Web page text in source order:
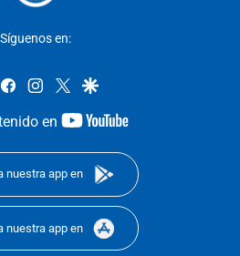
Síguenos en:
facebookinstagram
twittergoogle
en
youtube-
nuestra app en
nuestra app en